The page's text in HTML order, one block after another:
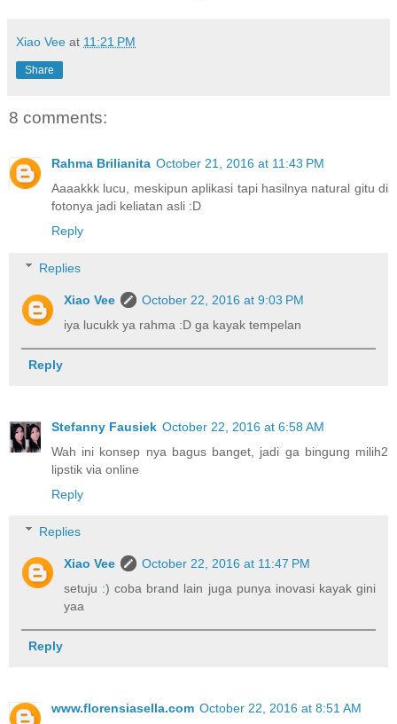
Xiao Vee at 11:21 PM
Share
8 comments:
Rahma Brilianita October 21, 2016 at 11:43 PM
Aaaakkk lucu, meskipun aplikasi tapi hasilnya natural gitu di
fotonya jadi keliatan asli :D
Reply
Replies
Xiao Vee
October 22, 2016 at 9:03 PM
iya lucukk ya rahma :D ga kayak tempelan
Reply
Stefanny Fausiek October 22, 2016 at 6:58 AM
Wah ini konsep nya bagus banget, jadi ga bingung milih2
lipstik via online
Reply
Replies
Xiao Vee
October 22, 2016 at 11:47 PM
setuju :) coba brand lain juga punya inovasi kayak gini
yaa
Reply
www.florensiasella.com October 22, 2016 at 8:51 AM